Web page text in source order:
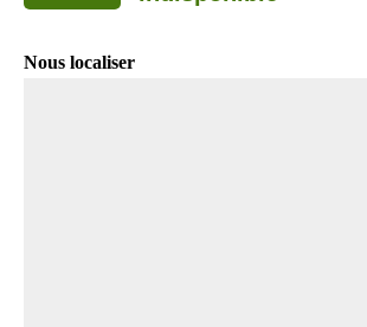
Nous localiser